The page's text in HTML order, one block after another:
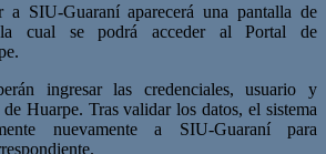
a SIU-Guaraní aparecerá una pantalla de
la cual se podrá acceder al Portal de
ingresar las credenciales, usuario y
de Huarpe. Tras validar los datos, el sistema
nuevamente a SIU-Guaraní para